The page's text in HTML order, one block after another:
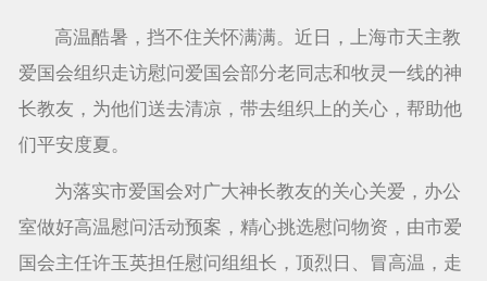
高温酷暑，挡不住关怀满满。近日，上海市天主教
爱国会组织走访慰问爱国会部分老同志和牧灵一线的神
长教友，为他们送去清凉，带去组织上的关心，帮助他
们平安度夏。
为落实市爱国会对广大神长教友的关心关爱，办公
室做好高温慰问活动预案，精心挑选慰问物资，由市爱
国会主任许玉英担任慰问组组长，顶烈日、冒高温，走